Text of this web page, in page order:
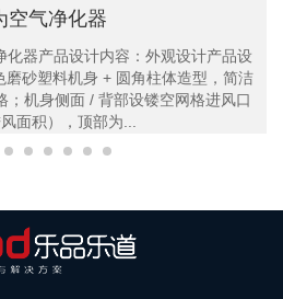
空气净化器
化器产品设计内容：外观设计产品设
砂塑料机身 + 圆角柱体造型，简洁
；机身侧面 / 背部设镂空网格进风口
风面积），顶部为...